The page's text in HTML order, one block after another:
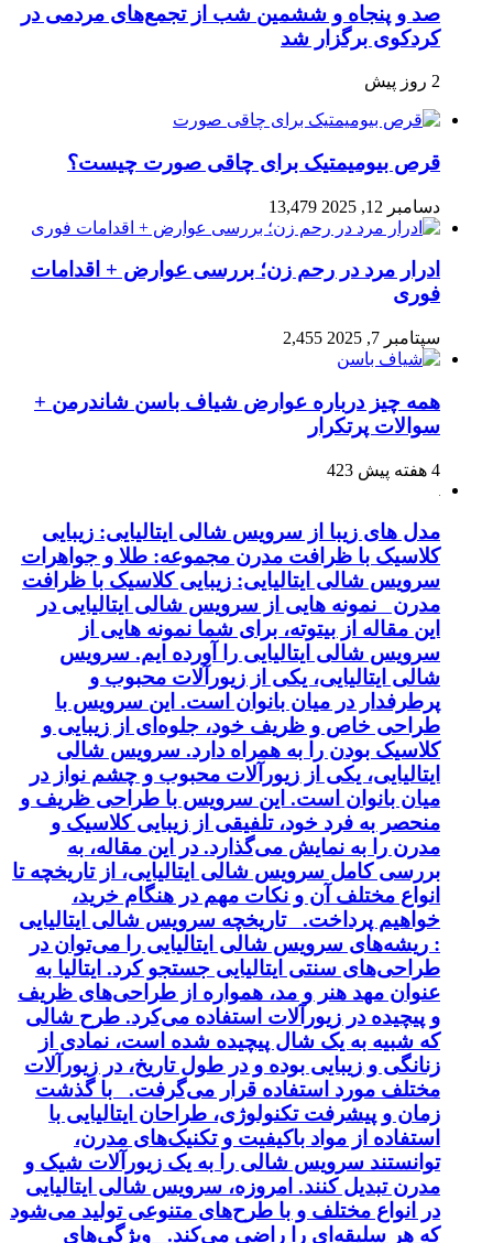
صد و پنجاه‌ و ششمین شب از تجمع‌های مردمی در
کردکوی برگزار شد
2 روز پیش
قرص بیومیمتیک برای چاقی صورت چیست؟
دسامبر 12, 2025 13,479
ادرار مرد در رحم زن؛ بررسی عوارض + اقدامات
فوری
سپتامبر 7, 2025 2,455
همه چیز درباره عوارض شیاف باسن شاندرمن +
سوالات پرتکرار
4 هفته پیش 423
مدل های زیبا از سرویس شالی ایتالیایی: زیبایی
کلاسیک با ظرافت مدرن مجموعه: طلا و جواهرات
سرویس شالی ایتالیایی: زیبایی کلاسیک با ظرافت
مدرن نمونه هایی از سرویس شالی ایتالیایی در
این مقاله از بیتوته، برای شما نمونه هایی از
سرویس شالی ایتالیایی را آورده ایم. سرویس
شالی ایتالیایی، یکی از زیورآلات محبوب و
پرطرفدار در میان بانوان است. این سرویس با
طراحی خاص و ظریف خود، جلوه‌ای از زیبایی و
کلاسیک بودن را به همراه دارد. سرویس شالی
ایتالیایی، یکی از زیورآلات محبوب و چشم نواز در
میان بانوان است. این سرویس با طراحی ظریف و
منحصر به فرد خود، تلفیقی از زیبایی کلاسیک و
مدرن را به نمایش می‌گذارد. در این مقاله، به
بررسی کامل سرویس شالی ایتالیایی، از تاریخچه تا
انواع مختلف آن و نکات مهم در هنگام خرید،
خواهیم پرداخت. تاریخچه سرویس شالی ایتالیایی
: ریشه‌های سرویس شالی ایتالیایی را می‌توان در
طراحی‌های سنتی ایتالیایی جستجو کرد. ایتالیا به
عنوان مهد هنر و مد، همواره از طراحی‌های ظریف
و پیچیده در زیورآلات استفاده می‌کرد. طرح شالی
که شبیه به یک شال پیچیده شده است، نمادی از
زنانگی و زیبایی بوده و در طول تاریخ، در زیورآلات
مختلف مورد استفاده قرار می‌گرفت. با گذشت
زمان و پیشرفت تکنولوژی، طراحان ایتالیایی با
استفاده از مواد باکیفیت و تکنیک‌های مدرن،
توانستند سرویس شالی را به یک زیورآلات شیک و
مدرن تبدیل کنند. امروزه، سرویس شالی ایتالیایی
در انواع مختلف و با طرح‌های متنوعی تولید می‌شود
که هر سلیقه‌ای را راضی می‌کند. ویژگی‌های